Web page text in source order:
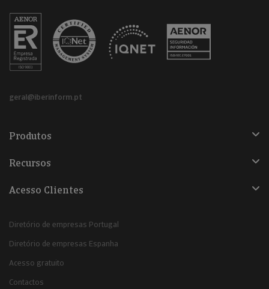
geral@iberinform.pt
Produtos
Recursos
Acesso Clientes
Diretório de empresas Portugal
Diretório de empresas Espanha
Acesso gratuito
Contactos